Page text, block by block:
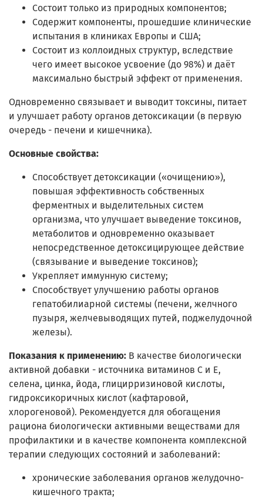
Состоит только из природных компонентов;
Содержит компоненты, прошедшие клинические
испытания в клиниках Европы и США;
Состоит из коллоидных структур, вследствие
чего имеет высокое усвоение (до 98%) и даёт
максимально быстрый эффект от применения.
Одновременно связывает и выводит токсины, питает
и улучшает работу органов детоксикации (в первую
очередь - печени и кишечника).
Основные свойства:
Способствует детоксикации («очищению»),
повышая эффективность собственных
ферментных и выделительных систем
организма, что улучшает выведение токсинов,
метаболитов и одновременно оказывает
непосредственное детоксицирующее действие
(связывание и выведение токсинов);
Укрепляет иммунную систему;
Способствует улучшению работы органов
гепатобилиарной системы (печени, желчного
пузыря, желчевыводящих путей, поджелудочной
железы).
Показания к применению: В качестве биологически
активной добавки - источника витаминов С и Е,
селена, цинка, йода, глицирризиновой кислоты,
гидроксикоричных кислот (кафтаровой,
хлорогеновой). Рекомендуется для обогащения
рациона биологически активными веществами для
профилактики и в качестве компонента комплексной
терапии следующих состояний и заболеваний:
хронические заболевания органов желудочно-
кишечного тракта;